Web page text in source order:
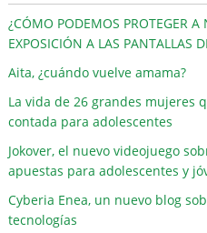
¿CÓMO PODEMOS PROTEGER A
EXPOSICIÓN A LAS PANTALLAS
Aita, ¿cuándo vuelve amama?
La vida de 26 grandes mujeres
contada para adolescentes
Jokover, el nuevo videojuego
apuestas para adolescentes y
Cyberia Enea, un nuevo blog
tecnologías